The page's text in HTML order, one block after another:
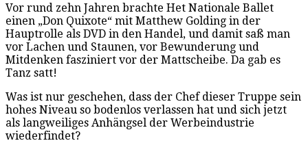
Vor rund zehn Jahren brachte Het Nationale Ballet
einen „Don Quixote“ mit Matthew Golding in der
Hauptrolle als DVD in den Handel, und damit saß man
vor Lachen und Staunen, vor Bewunderung und
Mitdenken fasziniert vor der Mattscheibe. Da gab es
Tanz satt!
Was ist nur geschehen, dass der Chef dieser Truppe sein
hohes Niveau so bodenlos verlassen hat und sich jetzt
als langweiliges Anhängsel der Werbeindustrie
wiederfindet?